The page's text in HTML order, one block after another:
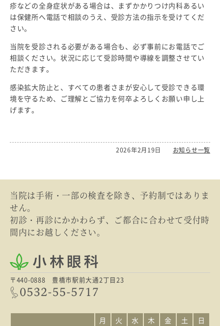
疹などの全身症状がある場合は、まずかかりつけ内科あるい
は保健所へ電話で相談のうえ、受診方法の指示を受けてくだ
さい。
当院を受診される必要がある場合も、必ず事前にお電話でご
相談ください。状況に応じて受診時間や導線を調整させてい
ただきます。
感染拡大防止と、すべての患者さまが安心して受診できる環
境を守るため、ご理解とご協力を何卒よろしくお願い申し上
げます。
2026年2月19日 お知らせ一覧
当院は手術・一部の検査を除き、予約制ではありま
せん。
初診・再診にかかわらず、ご都合に合わせて受付時
間内にお越しください。
〒440-0888 豊橋市駅前大通2丁目23
月 火 水 木 金 土
日